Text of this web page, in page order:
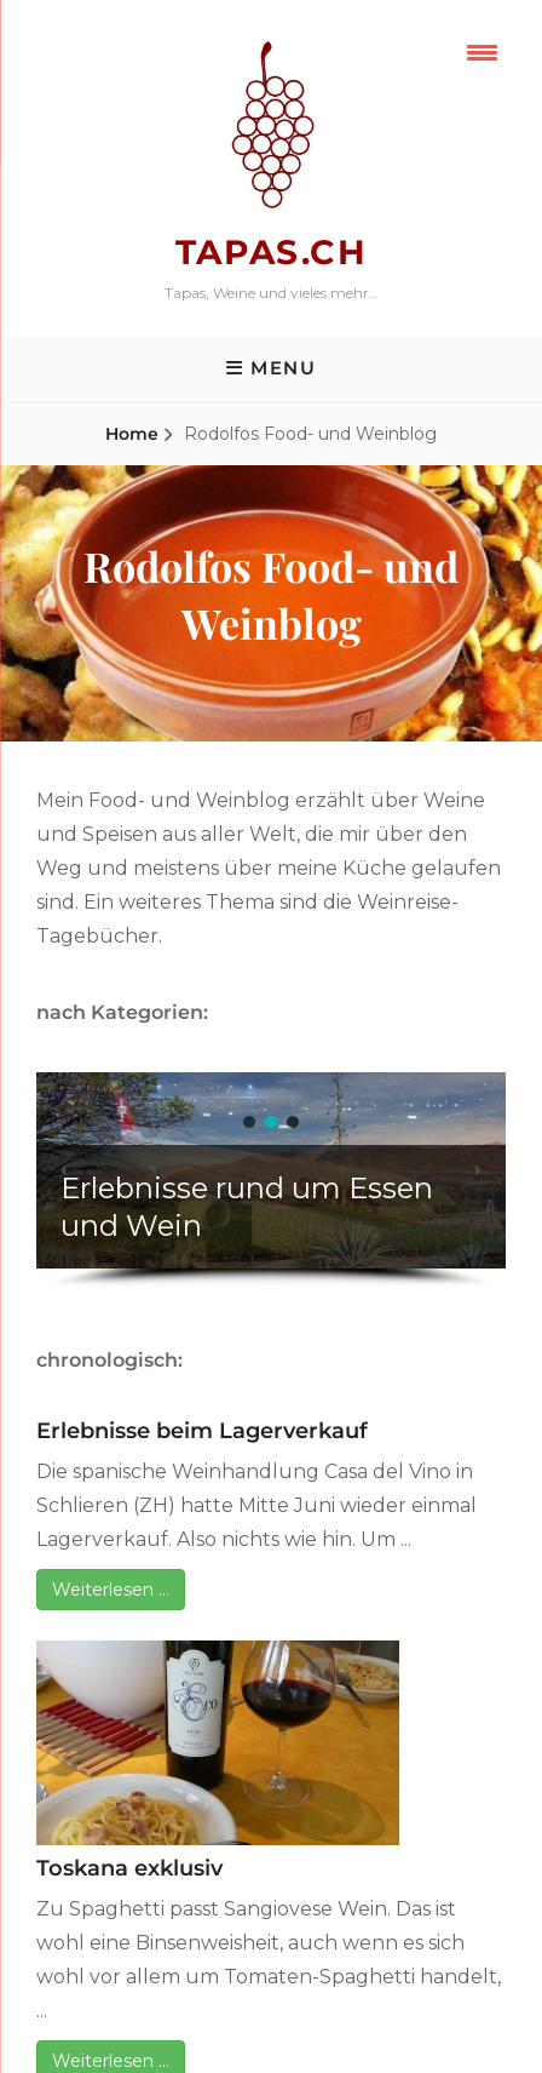
TAPAS.CH
Tapas, Weine und vieles mehr…
MENU
Home Rodolfos Food- und Weinblog
Rodolfos Food- und
Weinblog
Mein Food- und Weinblog erzählt über Weine
und Speisen aus aller Welt, die mir über den
Weg und meistens über meine Küche gelaufen
sind. Ein weiteres Thema sind die Weinreise-
Tagebücher.
nach Kategorien:
Erlebnisse rund um Essen
und Wein
chronologisch:
Erlebnisse beim Lagerverkauf
Die spanische Weinhandlung Casa del Vino in
Schlieren (ZH) hatte Mitte Juni wieder einmal
Lagerverkauf. Also nichts wie hin. Um ...
Weiterlesen …
Toskana exklusiv
Zu Spaghetti passt Sangiovese Wein. Das ist
wohl eine Binsenweisheit, auch wenn es sich
wohl vor allem um Tomaten-Spaghetti handelt,
...
Weiterlesen …